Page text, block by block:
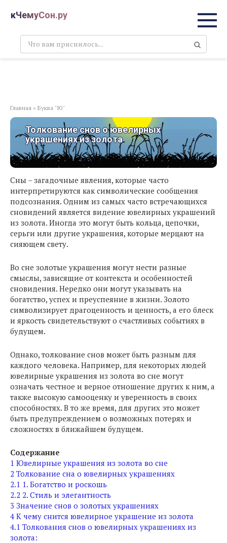
кЧемуСон.ру
Поиск:
Главная » Буква "Ю"
Толкование снов о ювелирных
украшениях из золота
Сны – загадочные явления, которые часто
интерпретируются как символические сообщения
подсознания. Одним из самых часто встречающихся
сновидений является видение ювелирных украшений
из золота. Иногда это могут быть кольца, цепочки,
серьги или другие украшения, которые мерцают на
сияющем свету.
Во сне золотые украшения могут нести разные
смыслы, зависящие от контекста и особенностей
сновидения. Нередко они могут указывать на
богатство, успех и преуспеяние в жизни. Золото
символизирует драгоценность и ценность, а его блеск
и яркость свидетельствуют о счастливых событиях в
будущем.
Однако, толкование снов может быть разным для
каждого человека. Например, для некоторых людей
ювелирные украшения из золота во сне могут
означать честное и верное отношение других к ним, а
также высокую самооценку и уверенность в своих
способностях. В то же время, для других это может
быть предупреждением о возможных потерях и
сложностях в ближайшем будущем.
Содержание
1 Ювелирные украшения из золота во сне
2 Толкование сна о ювелирных украшениях
2.1 1. Богатство и роскошь
2.2 2. Стиль и элегантность
3 Значение снов о золотых украшениях
4 К чему снится ювелирное украшение из золота
4.1 Толкования снов о ювелирных украшениях из
золота: